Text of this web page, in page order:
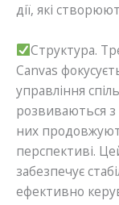
дії, які
Структура.
Canvas
управління
розвиваються
них
перспективі.
забезпечує
ефективно